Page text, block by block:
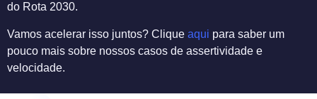
do Rota 2030.
Vamos acelerar isso juntos? Clique aqui para saber um
pouco mais sobre nossos casos de assertividade e
velocidade.